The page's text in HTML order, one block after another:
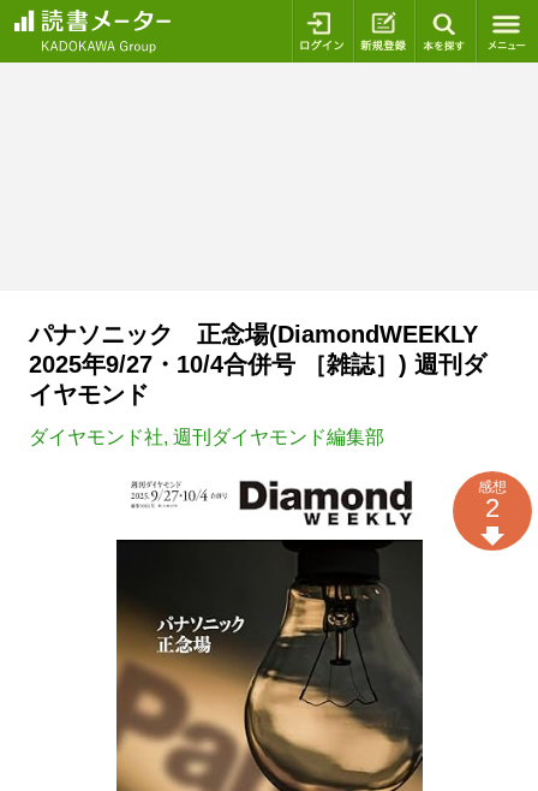
ログイン 新規登録
パナソニック 正念場(DiamondWEEKLY
2025年9/27・10/4合併号 ［雑誌］) 週刊ダ
イヤモンド
ダイヤモンド社, 週刊ダイヤモンド編集部
感想
2